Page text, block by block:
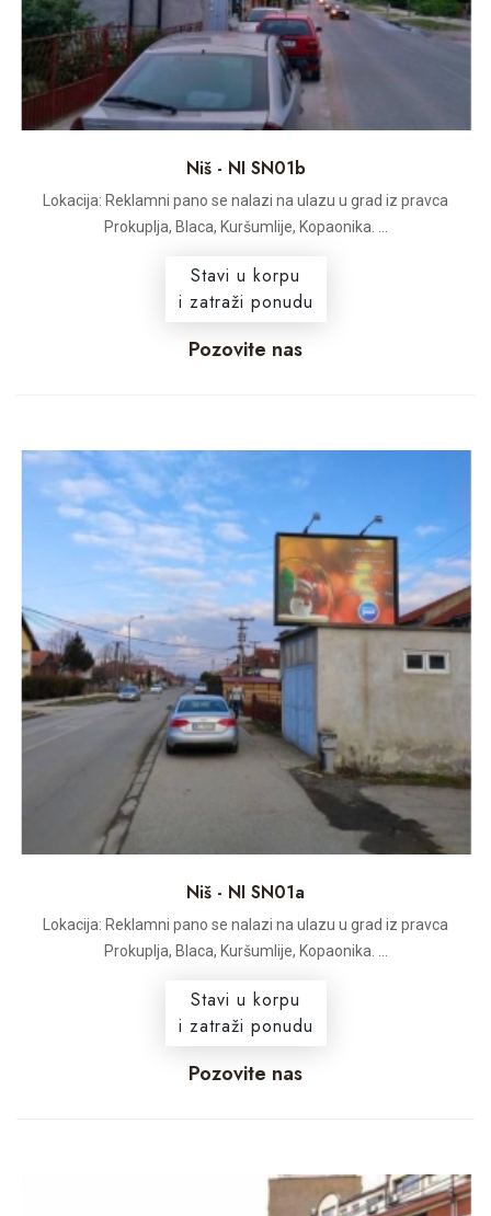
Niš - NI SN01b
Lokacija: Reklamni pano se nalazi na ulazu u grad iz pravca
Prokuplja, Blaca, Kuršumlije, Kopaonika. ...
Stavi u korpu
i zatraži ponudu
Pozovite nas
Niš - NI SN01a
Lokacija: Reklamni pano se nalazi na ulazu u grad iz pravca
Prokuplja, Blaca, Kuršumlije, Kopaonika. ...
Stavi u korpu
i zatraži ponudu
Pozovite nas